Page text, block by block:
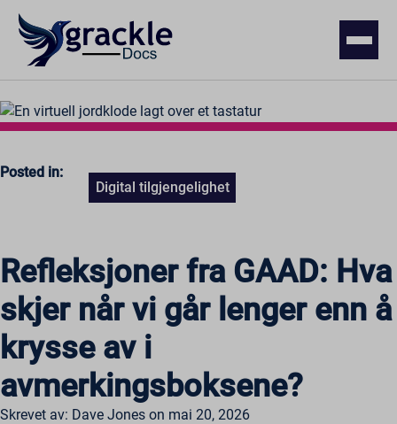
Posted in:
Digital tilgjengelighet
Refleksjoner fra GAAD: Hva
skjer når vi går lenger enn å
krysse av i
avmerkingsboksene?
Skrevet av: Dave Jones on mai 20, 2026